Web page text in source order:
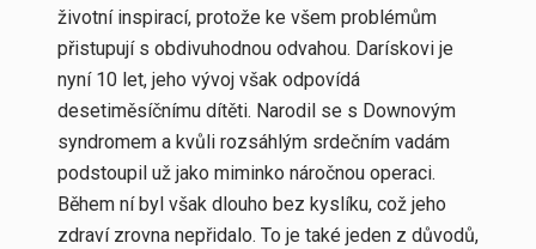
životní inspirací, protože ke všem problémům
přistupují s obdivuhodnou odvahou. Darískovi je
nyní 10 let, jeho vývoj však odpovídá
desetiměsíčnímu dítěti. Narodil se s Downovým
syndromem a kvůli rozsáhlým srdečním vadám
podstoupil už jako miminko náročnou operaci.
Během ní byl však dlouho bez kyslíku, což jeho
zdraví zrovna nepřidalo. To je také jeden z důvodů,